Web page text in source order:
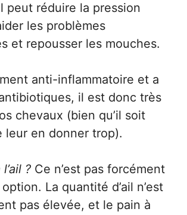
peut réduire la pression
les problèmes
et repousser les mouches.
anti-inflammatoire et a
il est donc très
chevaux (bien qu’il soit
leur en donner trop).
? Ce n’est pas forcément
La quantité d’ail n’est
pas élevée, et le pain à